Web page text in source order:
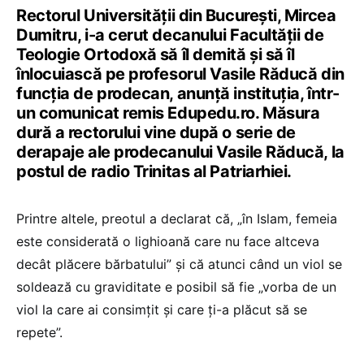
Rectorul Universității din București, Mircea
Dumitru, i-a cerut decanului Facultății de
Teologie Ortodoxă să îl demită și să îl
înlocuiască pe profesorul Vasile Răducă din
funcția de prodecan, anunță instituția, într-
un comunicat remis Edupedu.ro. Măsura
dură a rectorului vine după o serie de
derapaje ale prodecanului Vasile Răducă, la
postul de radio Trinitas al Patriarhiei.
Printre altele, preotul a declarat că, „în Islam, femeia
este considerată o lighioană care nu face altceva
decât plăcere bărbatului” și că atunci când un viol se
soldează cu graviditate e posibil să fie „vorba de un
viol la care ai consimțit și care ți-a plăcut să se
repete”.